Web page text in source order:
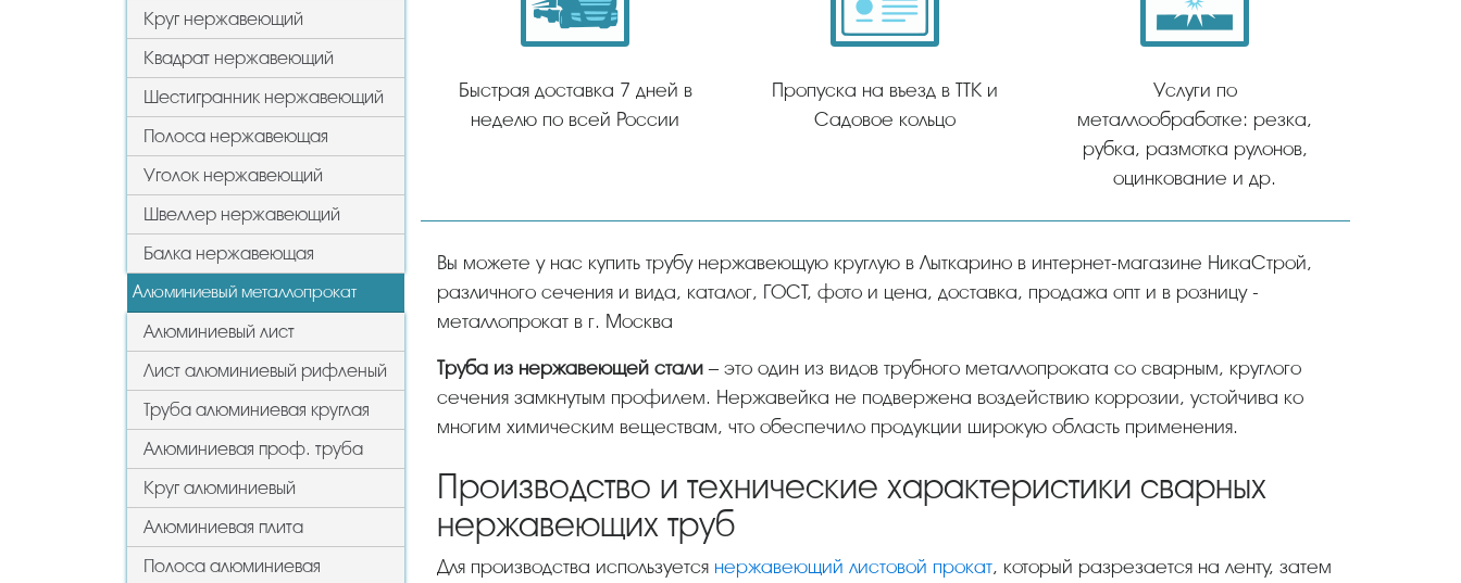
Круг нержавеющий
Квадрат нержавеющий
Шестигранник нержавеющий
Полоса нержавеющая
Уголок нержавеющий
Швеллер нержавеющий
Балка нержавеющая
Алюминиевый металлопрокат
Алюминиевый лист
Лист алюминиевый рифленый
Труба алюминиевая круглая
Алюминиевая проф. труба
Круг алюминиевый
Алюминиевая плита
Полоса алюминиевая
Быстрая доставка 7 дней в
неделю по всей России
Пропуска на въезд в ТТК и
Садовое кольцо
Услуги по
металлообработке: резка,
рубка, размотка рулонов,
оцинкование и др.
Вы можете у нас купить трубу нержавеющую круглую в Лыткарино в интернет-магазине НикаСтрой,
различного сечения и вида, каталог, ГОСТ, фото и цена, доставка, продажа опт и в розницу -
металлопрокат в г. Москва
Труба из нержавеющей стали – это один из видов трубного металлопроката со сварным, круглого
сечения замкнутым профилем. Нержавейка не подвержена воздействию коррозии, устойчива ко
многим химическим веществам, что обеспечило продукции широкую область применения.
Производство и технические характеристики сварных
нержавеющих труб
Для производства используется нержавеющий листовой прокат, который разрезается на ленту, затем